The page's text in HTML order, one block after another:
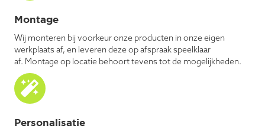
Montage
Wij monteren bij voorkeur onze producten in onze eigen
werkplaats af, en leveren deze op afspraak speelklaar
af. Montage op locatie behoort tevens tot de mogelijkheden.
Personalisatie